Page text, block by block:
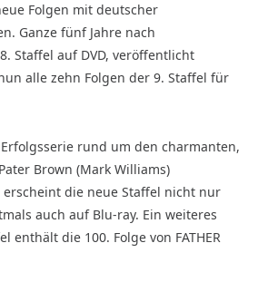
Folgen mit deutscher
Ganze fünf Jahre nach
Staffel auf DVD, veröffentlicht
alle zehn Folgen der 9. Staffel für
rund um den charmanten,
Brown (Mark Williams)
die neue Staffel nicht nur
auch auf Blu-ray. Ein weiteres
enthält die 100. Folge von FATHER